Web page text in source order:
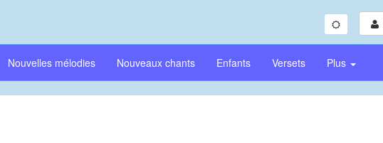
Nouvelles mélodies Nouveaux chants Enfants Versets Plus